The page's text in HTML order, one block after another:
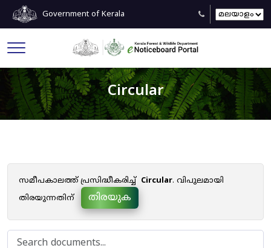
Government of Kerala
Circular
സമീപകാലത്ത് പ്രസിദ്ധീകരിച്ച് Circular. വിപുലമായി
തിരയുന്നതിന്
തിരയുക